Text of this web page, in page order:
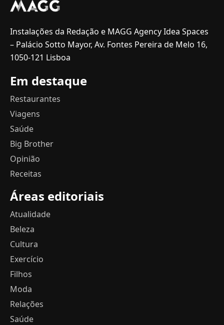
Instalações da Redação e MAGG Agency Idea Spaces
– Palácio Sotto Mayor, Av. Fontes Pereira de Melo 16,
1050-121 Lisboa
Em destaque
Restaurantes
Viagens
Saúde
Big Brother
Opinião
Receitas
Áreas editoriais
Atualidade
Beleza
Cultura
Exercício
Filhos
Moda
Relações
Saúde